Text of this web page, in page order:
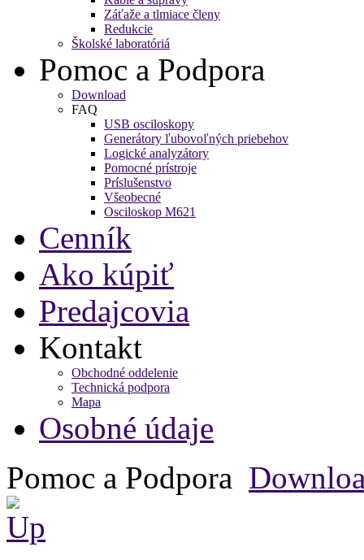
Záťaže a tlmiace členy
Redukcie
Školské laboratóriá
Pomoc a Podpora
Download
FAQ
USB osciloskopy
Generátory ľubovoľných priebehov
Logické analyzátory
Pomocné prístroje
Príslušenstvo
Všeobecné
Osciloskop M621
Cenník
Ako kúpiť
Predajcovia
Kontakt
Obchodné oddelenie
Technická podpora
Mapa
Osobné údaje
Pomoc a Podpora